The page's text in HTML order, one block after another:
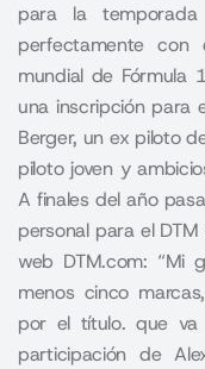
para la
perfectamente
mundial de Fórmula
una inscripción para
Berger, un ex piloto
piloto joven y
A finales del año
personal para el
web DTM.com: “Mi
menos cinco
por el título. que va
participación de